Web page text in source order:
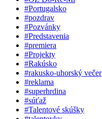
#Portugalsko
#pozdrav
#Pozvánky
#Predstavenia
#premiera
#Projekty
#Rakúsko
#rakusko-uhorský večer
#reklama
#superhrdina
#súťaž
#Talentové skúšky